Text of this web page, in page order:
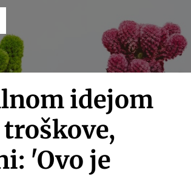
idejom
'Ovo je